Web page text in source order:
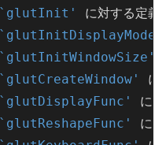
`glutInit'
に対する定義
`glutInitDisplayMode'
`glutInitWindowSize'
`glutCreateWindow'
に
`glutDisplayFunc'
に
`glutReshapeFunc'
に